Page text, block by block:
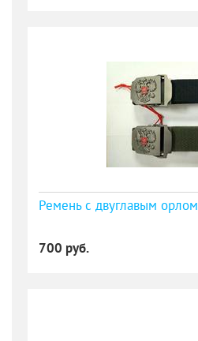
Ремень с двуглавым орлом
700 руб.